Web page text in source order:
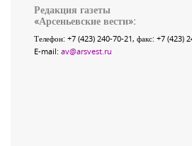
Редакция газеты
«Арсеньевские вести»:
Телефон: +7 (423) 240-70-21, факс: +7 (423)
E-mail: av@arsvest.ru